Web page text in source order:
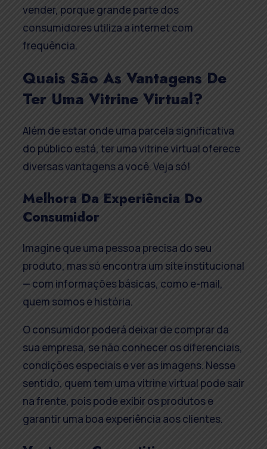
vender, porque grande parte dos
consumidores utiliza a internet com
frequência.
Quais São As Vantagens De
Ter Uma Vitrine Virtual?
Além de estar onde uma parcela significativa
do público está, ter uma vitrine virtual oferece
diversas vantagens a você. Veja só!
Melhora Da Experiência Do
Consumidor
Imagine que uma pessoa precisa do seu
produto, mas só encontra um site institucional
— com informações básicas, como e-mail,
quem somos e história.
O consumidor poderá deixar de comprar da
sua empresa, se não conhecer os diferenciais,
condições especiais e ver as imagens. Nesse
sentido, quem tem uma vitrine virtual pode sair
na frente, pois pode exibir os produtos e
garantir uma boa experiência aos clientes.